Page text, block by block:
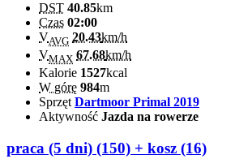
DST 40.85km
Czas 02:00
VAVG 20.43km/h
VMAX 67.68km/h
Kalorie 1527kcal
W górę 984m
SprzętDartmoor Primal 2019
Aktywność Jazda na rowerze
praca (5 dni) (150) + kosz (16)